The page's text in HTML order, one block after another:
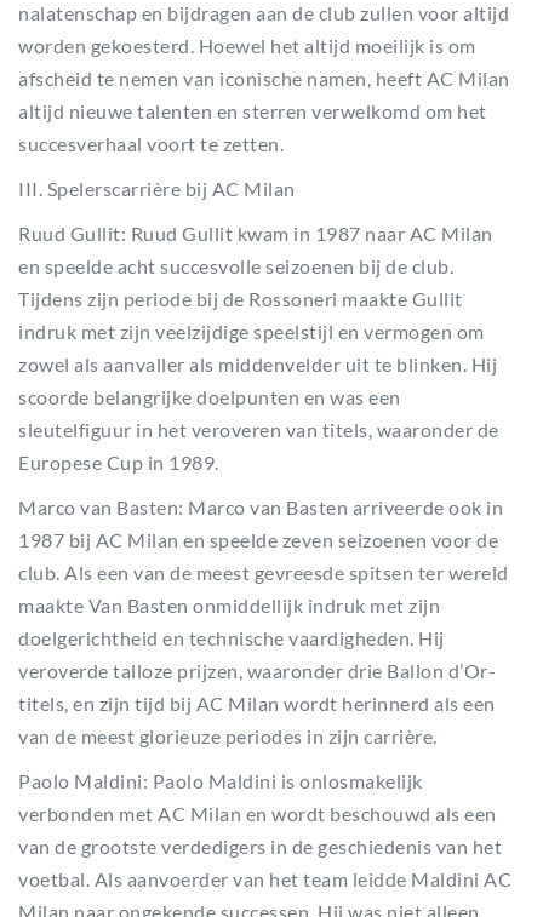
nalatenschap en bijdragen aan de club zullen voor altijd
worden gekoesterd. Hoewel het altijd moeilijk is om
afscheid te nemen van iconische namen, heeft AC Milan
altijd nieuwe talenten en sterren verwelkomd om het
succesverhaal voort te zetten.
III. Spelerscarrière bij AC Milan
Ruud Gullit: Ruud Gullit kwam in 1987 naar AC Milan
en speelde acht succesvolle seizoenen bij de club.
Tijdens zijn periode bij de Rossoneri maakte Gullit
indruk met zijn veelzijdige speelstijl en vermogen om
zowel als aanvaller als middenvelder uit te blinken. Hij
scoorde belangrijke doelpunten en was een
sleutelfiguur in het veroveren van titels, waaronder de
Europese Cup in 1989.
Marco van Basten: Marco van Basten arriveerde ook in
1987 bij AC Milan en speelde zeven seizoenen voor de
club. Als een van de meest gevreesde spitsen ter wereld
maakte Van Basten onmiddellijk indruk met zijn
doelgerichtheid en technische vaardigheden. Hij
veroverde talloze prijzen, waaronder drie Ballon d’Or-
titels, en zijn tijd bij AC Milan wordt herinnerd als een
van de meest glorieuze periodes in zijn carrière.
Paolo Maldini: Paolo Maldini is onlosmakelijk
verbonden met AC Milan en wordt beschouwd als een
van de grootste verdedigers in de geschiedenis van het
voetbal. Als aanvoerder van het team leidde Maldini AC
Milan naar ongekende successen. Hij was niet alleen